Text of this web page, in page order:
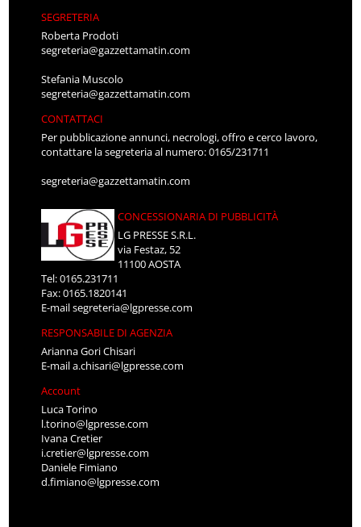
SEGRETERIA
Roberta Prodoti
segreteria@gazzettamatin.com
Stefania Muscolo
segreteria@gazzettamatin.com
CONTATTACI
Per pubblicazione annunci, necrologi, offro e cerco lavoro,
contattare la segreteria al numero: 0165/231711
segreteria@gazzettamatin.com
CONCESSIONARIA DI PUBBLICITÀ
LG PRESSE S.R.L.
via Festaz, 52
11100 AOSTA
Tel: 0165.231711
Fax: 0165.1820141
E-mailsegreteria@lgpresse.com
RESPONSABILE DI AGENZIA
Arianna Gori Chisari
E-maila.chisari@lgpresse.com
Account
Luca Torino
l.torino@lgpresse.com
Ivana Cretier
i.cretier@lgpresse.com
Daniele Fimiano
d.fimiano@lgpresse.com